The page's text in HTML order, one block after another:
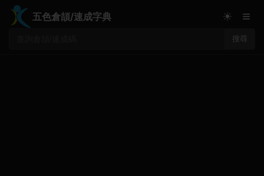
五色倉頡/速成字典
搜尋
☀ ≡